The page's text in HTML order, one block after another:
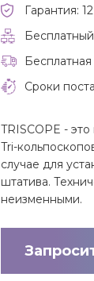
Гарантия:
Сроки
TRISCOPE -
Tri-
случае для
штатива.
неизменными.